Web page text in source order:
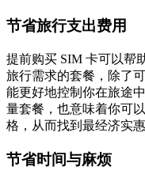
节省旅行支出费用
提前购买 SIM 卡可以帮
旅行需求的套餐，除了
能更好地控制你在旅途
量套餐，也意味着你可
格，从而找到最经济实惠
节省时间与麻烦